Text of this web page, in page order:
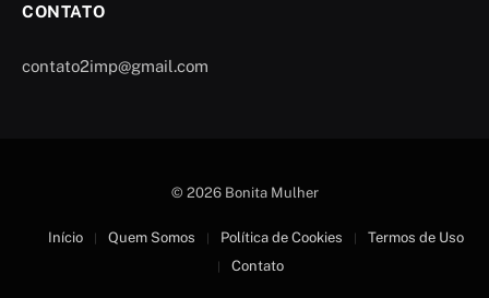
CONTATO
contato2imp@gmail.com
© 2026 Bonita Mulher
Início Quem Somos Política de Cookies
Termos de Uso
Contato